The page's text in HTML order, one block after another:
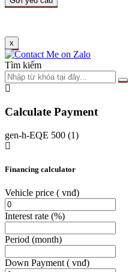
x
Tìm kiếm
Calculate Payment
gen-h-EQE 500 (1)
Financing calculator
Vehicle price ( vnđ)
Interest rate (%)
Period (month)
Down Payment ( vnđ)